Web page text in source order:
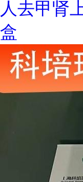
人去甲肾
盒